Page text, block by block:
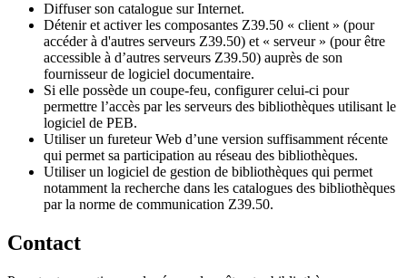
Diffuser son catalogue sur Internet.
Détenir et activer les composantes Z39.50 « client » (pour
accéder à d'autres serveurs Z39.50) et « serveur » (pour être
accessible à d’autres serveurs Z39.50) auprès de son
fournisseur de logiciel documentaire.
Si elle possède un coupe-feu, configurer celui-ci pour
permettre l’accès par les serveurs des bibliothèques utilisant le
logiciel de PEB.
Utiliser un fureteur Web d’une version suffisamment récente
qui permet sa participation au réseau des bibliothèques.
Utiliser un logiciel de gestion de bibliothèques qui permet
notamment la recherche dans les catalogues des bibliothèques
par la norme de communication Z39.50.
Contact